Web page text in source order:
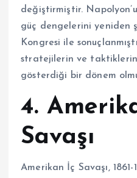
değiştirmiştir.
güç dengelerini yeniden
Kongresi ile
stratejilerin ve taktiklerin
gösterdiği bir dönem
4.
Savaşı
Amerikan İç Savaşı, 1861-